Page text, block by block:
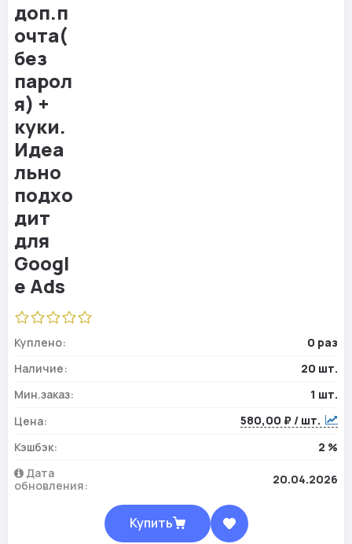
Куплено:
0 раз
Наличие:
20 шт.
Мин.заказ:
1 шт.
Цена:
580,00 ₽ / шт.
Кэшбэк:
2 %
Дата
обновления:
20.04.2026
Купить